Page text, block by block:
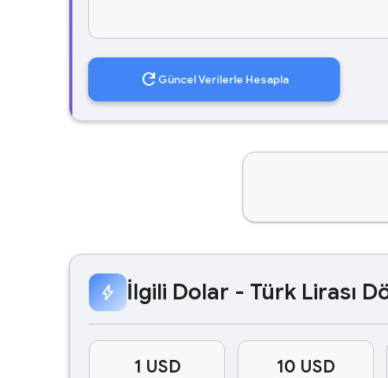
refresh Güncel Verilerle Hesapla
bolt İlgili Dolar - Türk Lirası
1 USD 10 USD